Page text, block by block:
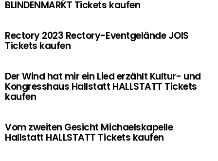
BLINDENMARKT Tickets kaufen
Rectory 2023 Rectory-Eventgelände JOIS
Tickets kaufen
Der Wind hat mir ein Lied erzählt Kultur- und
Kongresshaus Hallstatt HALLSTATT Tickets
kaufen
Vom zweiten Gesicht Michaelskapelle
Hallstatt HALLSTATT Tickets kaufen